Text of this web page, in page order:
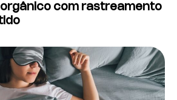
orgânico com rastreamento